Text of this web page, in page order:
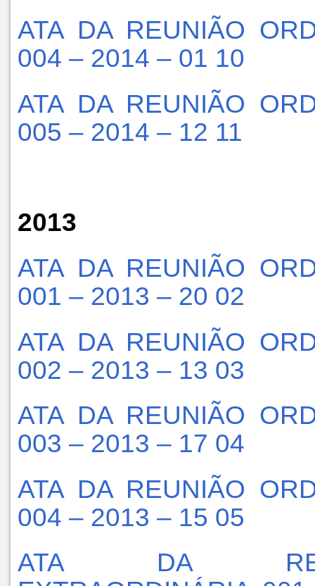
ATA DA REUNIÃO
004 – 2014 – 01 10
ATA DA REUNIÃO
005 – 2014 – 12 11
2013
ATA DA REUNIÃO
001 – 2013 – 20 02
ATA DA REUNIÃO
002 – 2013 – 13 03
ATA DA REUNIÃO
003 – 2013 – 17 04
ATA DA REUNIÃO
004 – 2013 – 15 05
ATA DA